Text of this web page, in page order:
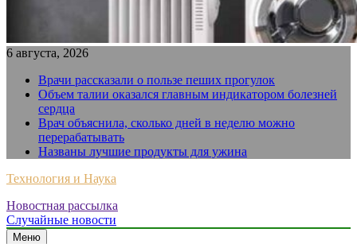
6 августа, 2026
Врачи рассказали о пользе пеших прогулок
Объем талии оказался главным индикатором болезней
сердца
Врач объяснила, сколько дней в неделю можно
перерабатывать
Названы лучшие продукты для ужина
Технология и Наука
Новостная рассылка
Случайные новости
Меню